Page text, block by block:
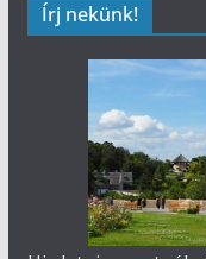
Írj nekünk!